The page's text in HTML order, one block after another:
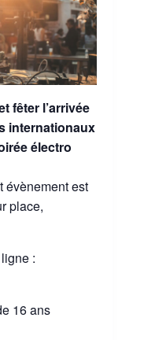
fêter l’arrivée
internationaux
électro
évènement est
place,
:
16 ans